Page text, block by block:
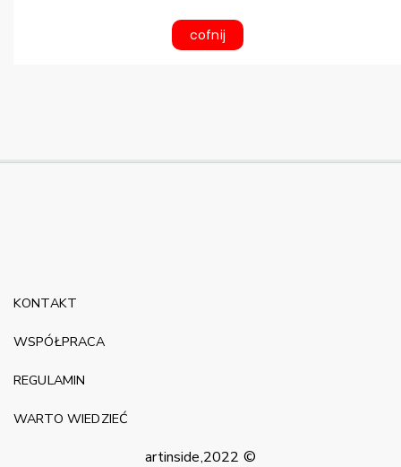
cofnij
artinside,2022 ©
KONTAKT
WSPÓŁPRACA
REGULAMIN
WARTO WIEDZIEĆ